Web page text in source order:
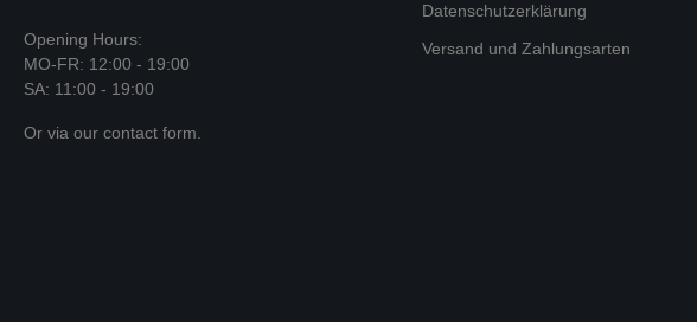
Opening Hours:
MO-FR: 12:00 - 19:00
SA: 11:00 - 19:00
Or via our contact form
Datenschutzerklärung
Versand und Zahlungsarten